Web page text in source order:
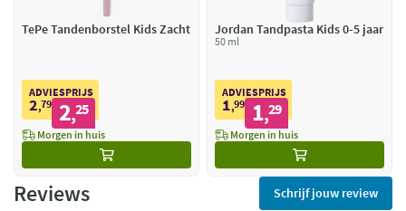
TePe Tandenborstel Kids Zacht
ADVIESPRIJS
2,79 2,25
Morgen in huis
Jordan Tandpasta Kids 0-5 jaar
50 ml
ADVIESPRIJS
1,99 1,29
Morgen in huis
Reviews Schrijf jouw review